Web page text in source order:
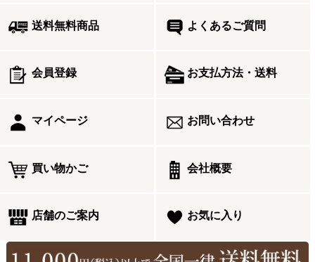
送料無料商品 よくあるご質問
会員登録 お支払方法・送料
マイページ お問い合わせ
買い物かご 会社概要
店舗のご案内 お気に入り